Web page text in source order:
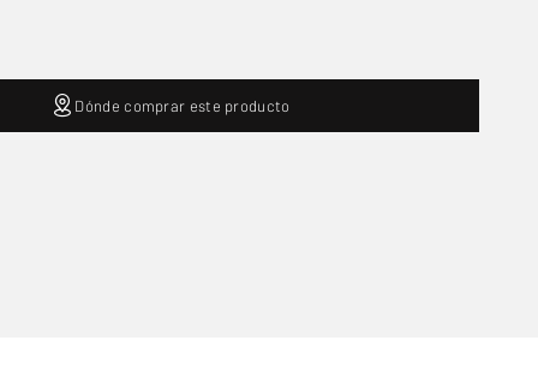
Dónde comprar este producto